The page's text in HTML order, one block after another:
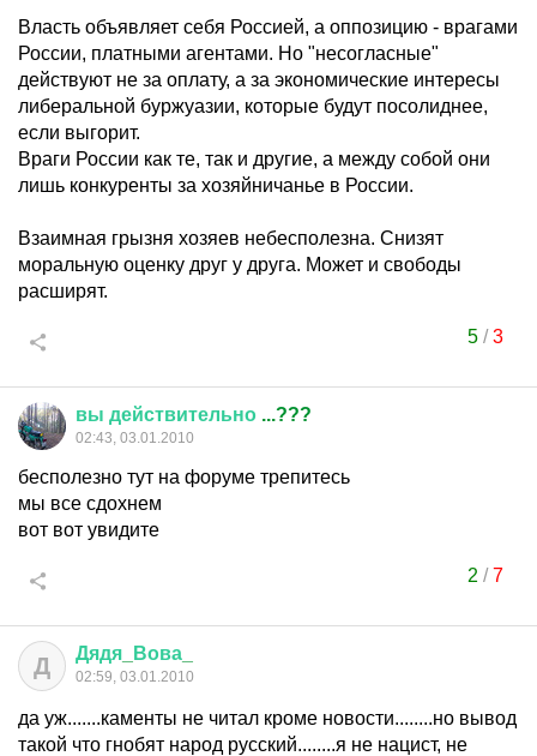
Власть объявляет себя Россией, а оппозицию - врагами
России, платными агентами. Но "несогласные"
действуют не за оплату, а за экономические интересы
либеральной буржуазии, которые будут посолиднее,
если выгорит.
Враги России как те, так и другие, а между собой они
лишь конкуренты за хозяйничанье в России.
Взаимная грызня хозяев небесполезна. Снизят
моральную оценку друг у друга. Может и свободы
расширят.
5/3
вы действительно ...???
02:43, 03.01.2010
бесполезно тут на форуме трепитесь
мы все сдохнем
вот вот увидите
2 /7
Д Дядя Вова
02:59, 03.01.2010
да уж.......каменты не читал кроме новости........но вывод
такой что гнобят народ русский........я не нацист, не